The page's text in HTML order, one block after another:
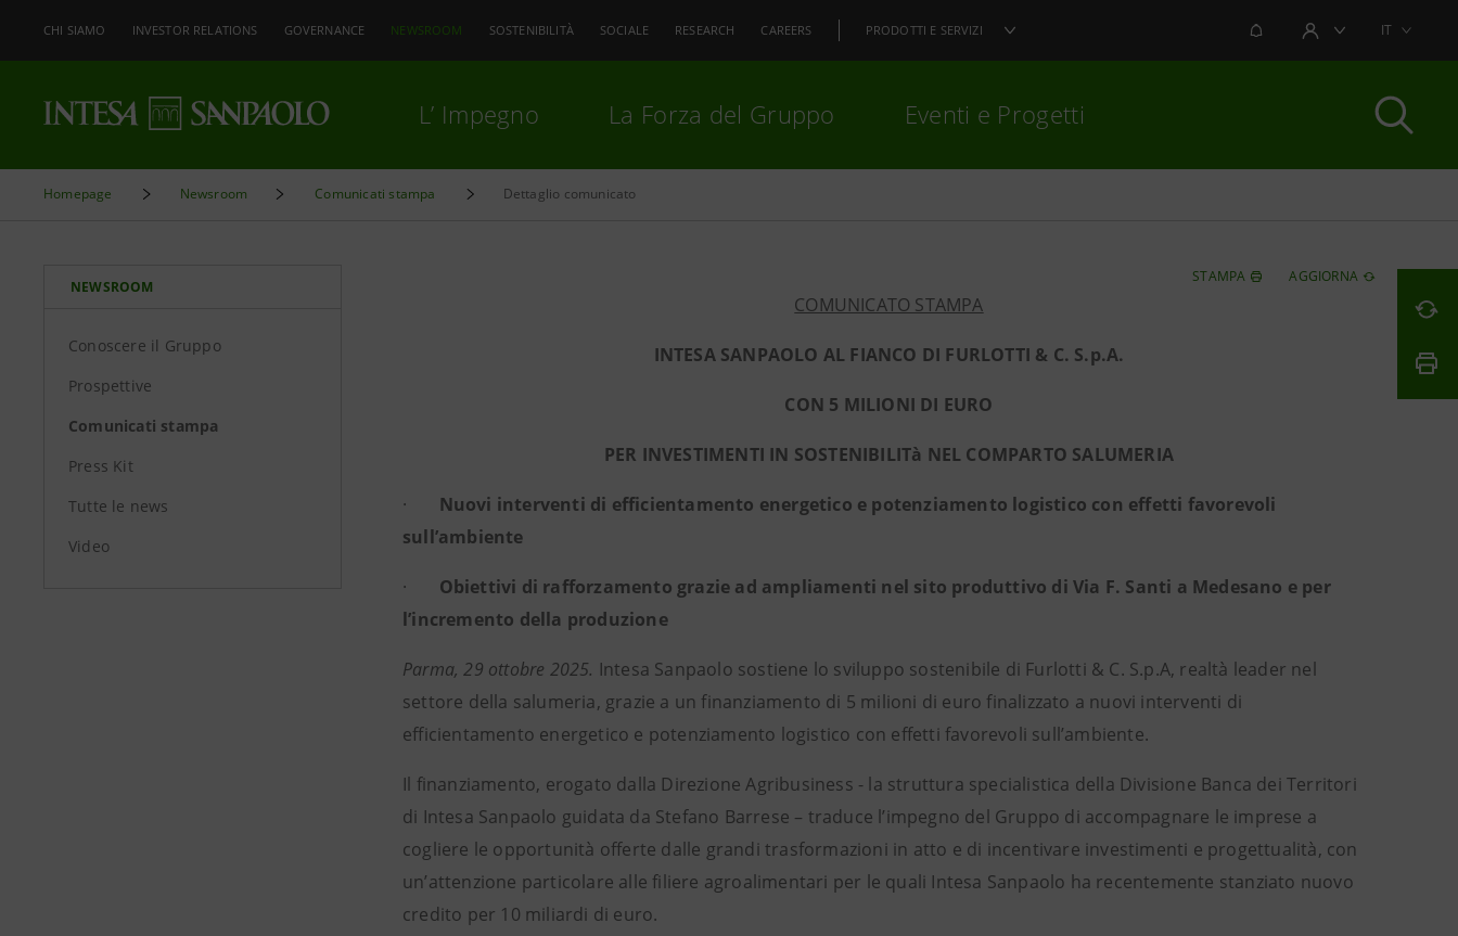
CHI SIAMO INVESTOR RELATIONS GOVERNANCE NEWSROOM SOSTENIBILITÀ SOCIALE RESEARCH CAREERS PRODOTTI E SERVIZI NOTIFICHEAREA UTENTEIT
L’ Impegno La Forza del Gruppo Eventi e Progetti
Homepage Newsroom Comunicati stampa Dettaglio comunicato
NEWSROOM
Conoscere il Gruppo
Prospettive
Comunicati stampa
Press Kit
Tutte le news
Video
STAMPA AGGIORNA
COMUNICATO STAMPA
INTESA SANPAOLO AL FIANCO DI FURLOTTI & C. S.p.A.
CON 5 MILIONI DI EURO
PER INVESTIMENTI IN SOSTENIBILITà NEL COMPARTO SALUMERIA
· Nuovi interventi di efficientamento energetico e potenziamento logistico con effetti favorevoli
sull’ambiente
· Obiettivi di rafforzamento grazie ad ampliamenti nel sito produttivo di Via F. Santi a Medesano e per
l’incremento della produzione
Parma, 29 ottobre 2025. Intesa Sanpaolo sostiene lo sviluppo sostenibile di Furlotti & C. S.p.A, realtà leader nel
settore della salumeria, grazie a un finanziamento di 5 milioni di euro finalizzato a nuovi interventi di
efficientamento energetico e potenziamento logistico con effetti favorevoli sull’ambiente.
Il finanziamento, erogato dalla Direzione Agribusiness - la struttura specialistica della Divisione Banca dei Territori
di Intesa Sanpaolo guidata da Stefano Barrese – traduce l’impegno del Gruppo di accompagnare le imprese a
cogliere le opportunità offerte dalle grandi trasformazioni in atto e di incentivare investimenti e progettualità, con
un’attenzione particolare alle filiere agroalimentari per le quali Intesa Sanpaolo ha recentemente stanziato nuovo
credito per 10 miliardi di euro.